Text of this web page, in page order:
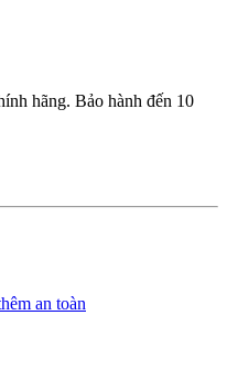
hãng. Bảo hành đến 10
an toàn